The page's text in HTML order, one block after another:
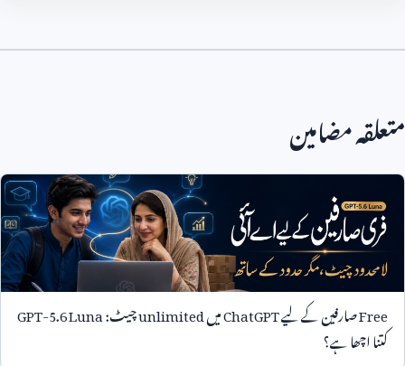
متعلقہ مضامین
Freeصارفین کے لیےChatGPTمیںunlimitedچیٹ:GPT-5.6 Luna
کتنا اچھا ہے؟